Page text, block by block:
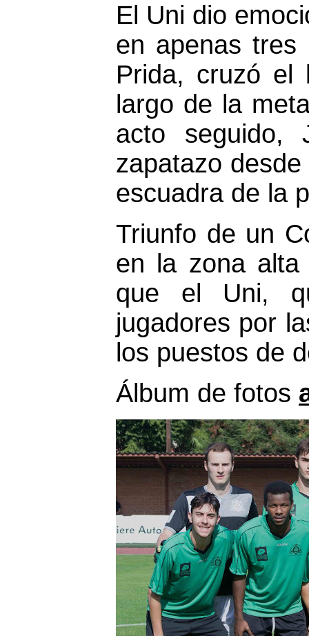
El Uni dio
en apenas tres
Prida, cruzó el
largo de la
acto seguido,
zapatazo
escuadra de la
Triunfo de un
en la zona alta
que el Uni,
jugadores por
los puestos de
Álbum de fotos